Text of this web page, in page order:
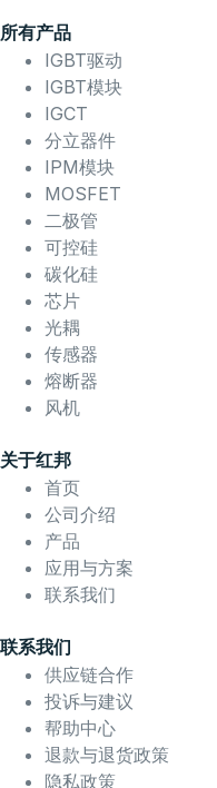
所有产品
IGBT驱动
IGBT模块
IGCT
分立器件
IPM模块
MOSFET
二极管
可控硅
碳化硅
芯片
光耦
传感器
熔断器
风机
关于红邦
首页
公司介绍
产品
应用与方案
联系我们
联系我们
供应链合作
投诉与建议
帮助中心
退款与退货政策
隐私政策